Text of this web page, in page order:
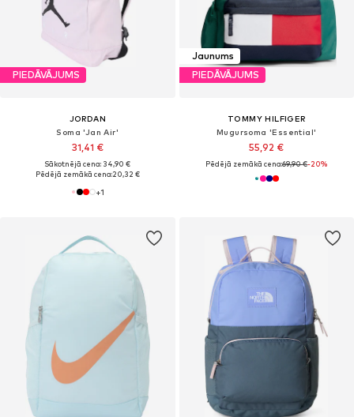
PIEDĀVĀJUMS
JORDAN
Soma 'Jan Air'
31,41 €
Sākotnējā cena: 34,90 €
Pēdējā zemākā cena:20,32 €
+1
Jaunums
PIEDĀVĀJUMS
TOMMY HILFIGER
Mugursoma 'Essential'
55,92 €
Pēdējā zemākā cena:69,90 €-20%